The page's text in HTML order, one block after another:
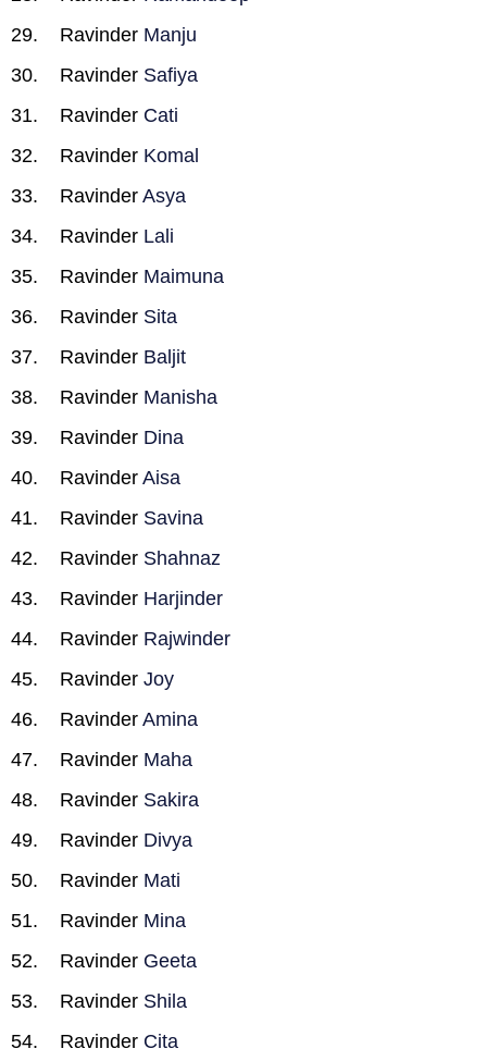
Ravinder Manju
Ravinder Safiya
Ravinder Cati
Ravinder Komal
Ravinder Asya
Ravinder Lali
Ravinder Maimuna
Ravinder Sita
Ravinder Baljit
Ravinder Manisha
Ravinder Dina
Ravinder Aisa
Ravinder Savina
Ravinder Shahnaz
Ravinder Harjinder
Ravinder Rajwinder
Ravinder Joy
Ravinder Amina
Ravinder Maha
Ravinder Sakira
Ravinder Divya
Ravinder Mati
Ravinder Mina
Ravinder Geeta
Ravinder Shila
Ravinder Cita